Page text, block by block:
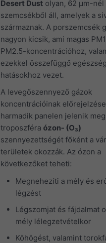
Desert Dust olyan, 62 μm-
szemcsékből áll, amelyek a
származnak. A porszemcsék
nagyon kicsik, ami magas
PM2.5-koncentrációhoz,
ezekkel összefüggő
hatásokhoz vezet.
A levegőszennyező gázok
koncentrációinak
harmadik panelen jelenik
troposzféra ózon- (O₃)
szennyezettségét főként a
területek okozzák. Az ózon a
következőket teheti:
Megnehezíti a mély és
légzést
Légszomjat és fájdalmat
mély lélegzetvételkor
Köhögést, valamint